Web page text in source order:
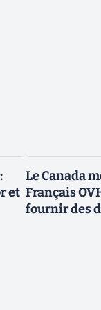
et
Le Canada
Français
fournir des